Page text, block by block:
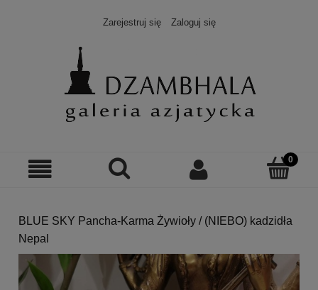
Zarejestruj się Zaloguj się
BLUE SKY Pancha-Karma Żywioły / (NIEBO) kadzidła
Nepal